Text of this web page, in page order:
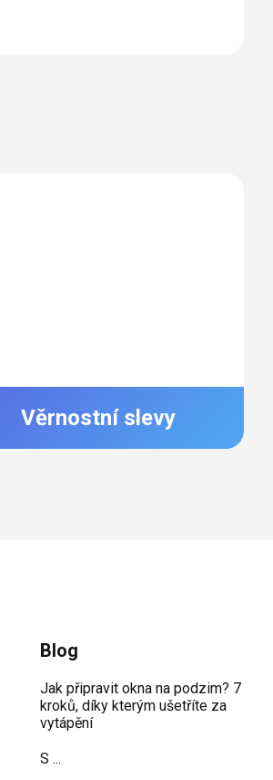
Věrnostní slevy
Blog
Jak připravit okna na podzim? 7
kroků, díky kterým ušetříte za
vytápění
S ...